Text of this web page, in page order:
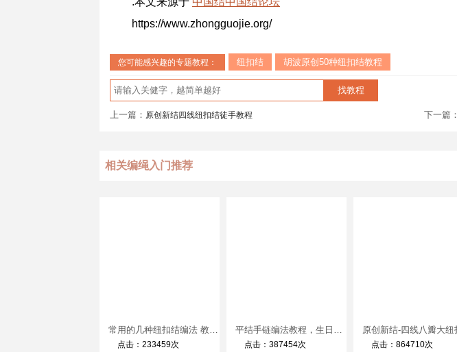
https://www.zhongguojie.org/
您可能感兴趣的专题教程： 纽扣结 胡波原创50种纽扣结教程
上一篇： 原创新结四线纽扣结徒手教程 下一篇：
相关编绳入门推荐
常用的几种纽扣结编法 教你编漂亮的纽扣结红绳手链
点击：233459次
平结手链编法教程，生日礼品手工制作方法
点击：387454次 点击：864710次